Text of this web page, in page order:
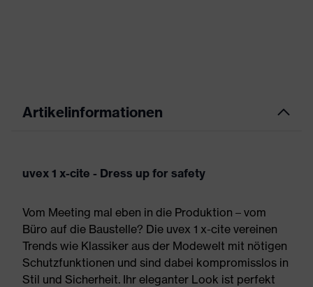
Artikelinformationen
uvex 1 x-cite - Dress up for safety
Vom Meeting mal eben in die Produktion – vom
Büro auf die Baustelle? Die uvex 1 x-cite vereinen
Trends wie Klassiker aus der Modewelt mit nötigen
Schutzfunktionen und sind dabei kompromisslos in
Stil und Sicherheit. Ihr eleganter Look ist perfekt